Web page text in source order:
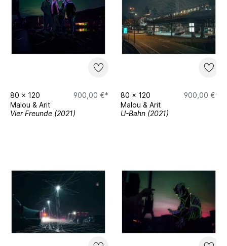
80 x 120
900,00 €*
Malou & Arit
Vier Freunde (2021)
80 x 120
900,00 €*
Malou & Arit
U-Bahn (2021)